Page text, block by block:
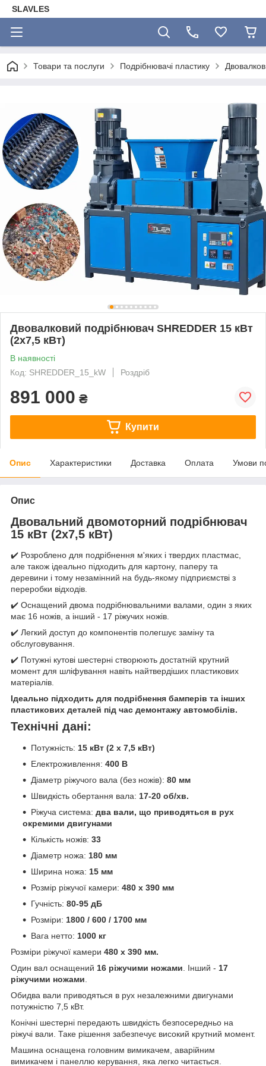
SLAVLES
Товари та послуги Подрібнювачі пластику
Двовалковий подрібнювач SHREDDER 15 кВт
(2x7,5 кВт)
В наявності
Код: SHREDDER_15_kW
Роздріб
891 000 ₴
Купити
Опис Характеристики Доставка Оплата Умови
Опис
Двовальний двомоторний подрібнювач
15 кВт (2х7,5 кВт)
✔️ Розроблено для подрібнення м'яких і твердих пластмас,
але також ідеально підходить для картону, паперу та
деревини і тому незамінний на будь-якому підприємстві з
переробки відходів.
✔️ Оснащений двома подрібнювальними валами, один з яких
має 16 ножів, а інший - 17 ріжучих ножів.
✔️ Легкий доступ до компонентів полегшує заміну та
обслуговування.
✔️ Потужні кутові шестерні створюють достатній крутний
момент для шліфування навіть найтвердіших пластикових
матеріалів.
Ідеально підходить для подрібнення бамперів та інших
пластикових деталей під час демонтажу автомобілів.
Технічні дані:
Потужність: 15 кВт (2 x 7,5 кВт)
Електроживлення: 400 В
Діаметр ріжучого вала (без ножів): 80 мм
Швидкість обертання вала: 17-20 об/хв.
Ріжуча система: два вали, що приводяться в рух
окремими двигунами
Кількість ножів: 33
Діаметр ножа: 180 мм
Ширина ножа: 15 мм
Розмір ріжучої камери: 480 x 390 мм
Гучність: 80-95 дБ
Розміри: 1800 / 600 / 1700 мм
Вага нетто: 1000 кг
Розміри ріжучої камери 480 x 390 мм.
Один вал оснащений 16 ріжучими ножами . Інший - 17
ріжучими ножами
Обидва вали приводяться в рух незалежними двигунами
потужністю 7,5 кВт.
Конічні шестерні передають швидкість безпосередньо на
ріжучі вали. Таке рішення забезпечує високий крутний момент.
Машина оснащена головним вимикачем, аварійним
вимикачем і панеллю керування, яка легко читається.